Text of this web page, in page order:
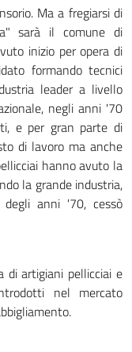
Ma a fregiarsi di
sarà il comune di
inizio per opera di
formando tecnici
leader a livello
negli anni '70
e per gran parte di
di lavoro ma anche
hanno avuto la
la grande industria,
anni '70, cessò
di artigiani pellicciai e
nel mercato